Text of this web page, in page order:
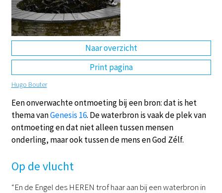
Naar overzicht
Print pagina
Hugo Bouter
Een onverwachte ontmoeting bij een bron: dat is het
thema vanGenesis 16. De waterbron is vaak de plek van
ontmoeting en dat niet alleen tussen mensen
onderling, maar ook tussen de mens en God Zélf.
Op de vlucht
“En de Engel des HEREN trof haar aan bij een waterbron in
DE EN